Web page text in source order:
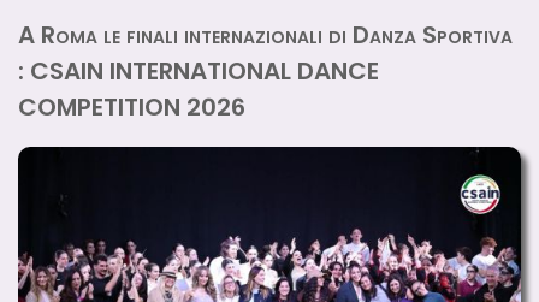
A Roma le finali internazionali di Danza Sportiva
: CSAIN INTERNATIONAL DANCE
COMPETITION 2026